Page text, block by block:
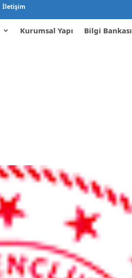
İletişim
Kurumsal Yapı Bilgi Bankası